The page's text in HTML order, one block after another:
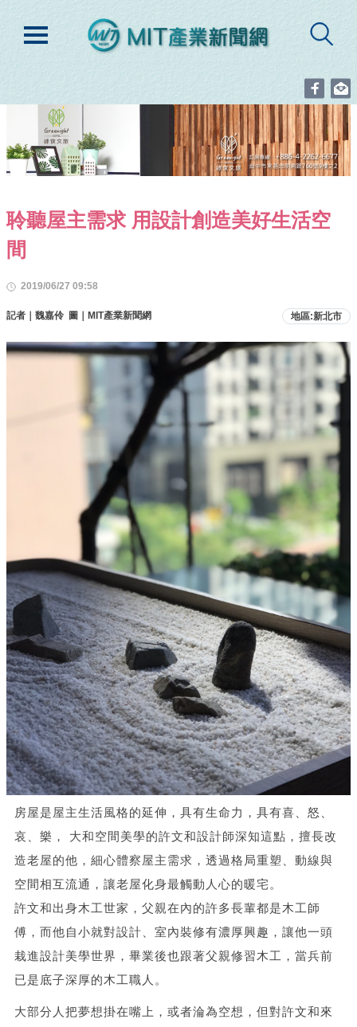
聆聽屋主需求 用設計創造美好生活空
間
2019/06/27 09:58
記者｜魏嘉伶 圖｜MIT產業新聞網 地區:新北市
房屋是屋主生活風格的延伸，具有生命力，具有喜、怒、
哀、樂， 大和空間美學的許文和設計師深知這點，擅長改
造老屋的他，細心體察屋主需求，透過格局重塑、動線與
空間相互流通，讓老屋化身最觸動人心的暖宅。
許文和出身木工世家，父親在內的許多長輩都是木工師
傅，而他自小就對設計、室內裝修有濃厚興趣，讓他一頭
栽進設計美學世界，畢業後也跟著父親修習木工，當兵前
已是底子深厚的木工職人。
大部分人把夢想掛在嘴上，或者淪為空想，但對許文和來